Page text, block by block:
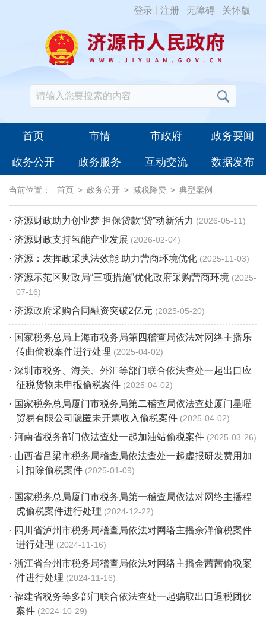
登录 注册 无障碍 关怀版
首页 市情 市政府 政务要闻
政务公开 政务服务 互动交流 数据发布
当前位置： 首页 > 政务公开 > 减税降费 > 典型案例
· 济源财政助力创业梦 担保贷款“贷”动新活力 2026-05-11
· 济源财政支持氢能产业发展 2026-02-04
· 济源：发挥政采执法效能 助力营商环境优化 2025-11-03
· 济源示范区财政局“三项措施”优化政府采购营商环境
2025-
07-16
· 济源政府采购合同融资突破2亿元 2025-05-20
· 国家税务总局上海市税务局第四稽查局依法对网络主播乐
传曲偷税案件进行处理
2025-04-02
· 深圳市税务、海关、外汇等部门联合依法查处一起出口应
征税货物未申报偷税案件 2025-04-02
· 国家税务总局厦门市税务局第二稽查局依法查处厦门星曜
贸易有限公司隐匿未开票收入偷税案件 2025-04-02
· 河南省税务部门依法查处一起加油站偷税案件 2025-03-26
· 山西省吕梁市税务局稽查局依法查处一起虚报研发费用加
计扣除偷税案件 2025-01-09
· 国家税务总局厦门市税务局第一稽查局依法对网络主播程
虎偷税案件进行处理
2024-12-22
· 四川省泸州市税务局稽查局依法对网络主播余洋偷税案件
进行处理
2024-11-16
· 浙江省台州市税务局稽查局依法对网络主播金茜茜偷税案
件进行处理
2024-11-16
· 福建省税务等多部门联合依法查处一起骗取出口退税团伙
案件 2024-10-29